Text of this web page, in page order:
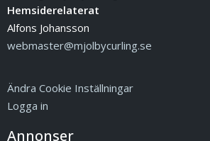
Hemsiderelaterat
Alfons Johansson
webmaster@mjolbycurling.se
Ändra Cookie Inställningar
Logga in
Annonser